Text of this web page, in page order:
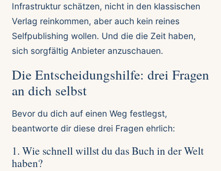
Infrastruktur schätzen, nicht in den klassischen
Verlag reinkommen, aber auch kein reines
Selfpublishing wollen. Und die die Zeit haben,
sich sorgfältig Anbieter anzuschauen.
Die Entscheidungshilfe: drei Fragen
an dich selbst
Bevor du dich auf einen Weg festlegst,
beantworte dir diese drei Fragen ehrlich:
1. Wie schnell willst du das Buch in der Welt
haben?